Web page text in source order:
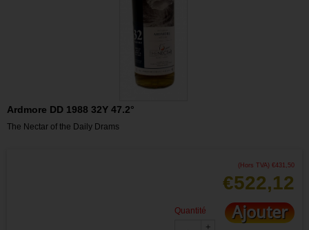
Ardmore DD 1988 32Y 47.2°
The Nectar of the Daily Drams
(Hors TVA) €431,50
€522,12
Quantité
+
Ajouter